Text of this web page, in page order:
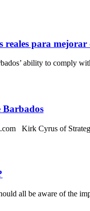
reales para
ability to comply
Barbados
Kirk Cyrus of
all be aware of the